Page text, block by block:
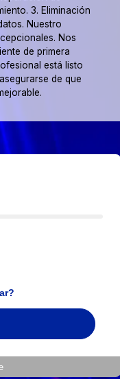
3. Eliminación
Nuestro
Nos
de primera
está listo
de que